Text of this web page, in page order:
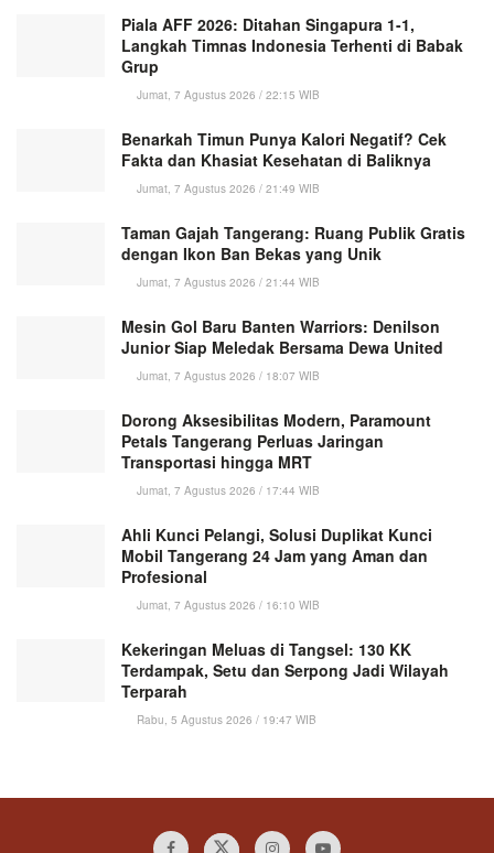
Piala AFF 2026: Ditahan Singapura 1-1,
Langkah Timnas Indonesia Terhenti di Babak
Grup
Jumat, 7 Agustus 2026 / 22:15 WIB
Benarkah Timun Punya Kalori Negatif? Cek
Fakta dan Khasiat Kesehatan di Baliknya
Jumat, 7 Agustus 2026 / 21:49 WIB
Taman Gajah Tangerang: Ruang Publik Gratis
dengan Ikon Ban Bekas yang Unik
Jumat, 7 Agustus 2026 / 21:44 WIB
Mesin Gol Baru Banten Warriors: Denilson
Junior Siap Meledak Bersama Dewa United
Jumat, 7 Agustus 2026 / 18:07 WIB
Dorong Aksesibilitas Modern, Paramount
Petals Tangerang Perluas Jaringan
Transportasi hingga MRT
Jumat, 7 Agustus 2026 / 17:44 WIB
Ahli Kunci Pelangi, Solusi Duplikat Kunci
Mobil Tangerang 24 Jam yang Aman dan
Profesional
Jumat, 7 Agustus 2026 / 16:10 WIB
Kekeringan Meluas di Tangsel: 130 KK
Terdampak, Setu dan Serpong Jadi Wilayah
Terparah
Rabu, 5 Agustus 2026 / 19:47 WIB